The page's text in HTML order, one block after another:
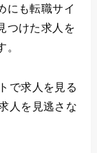
にも転職サイ
つけた求人を
で求人を見る
人を見逃さな